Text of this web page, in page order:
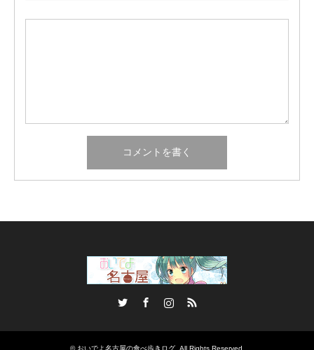
RSS
© おいでよ名古屋の食べ歩きログ. All Rights Reserved.